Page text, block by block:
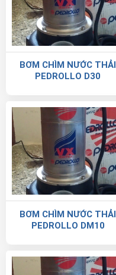
BƠM CHÌM NƯỚC THẢI
PEDROLLO D30
BƠM CHÌM NƯỚC THẢI
PEDROLLO DM10